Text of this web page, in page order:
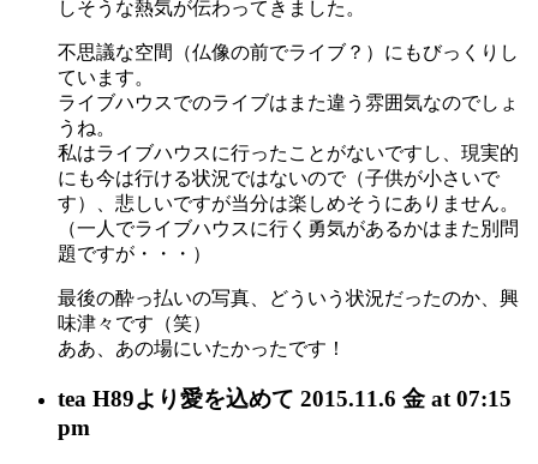
しそうな熱気が伝わってきました。
不思議な空間（仏像の前でライブ？）にもびっくりし
ています。
ライブハウスでのライブはまた違う雰囲気なのでしょ
うね。
私はライブハウスに行ったことがないですし、現実的
にも今は行ける状況ではないので（子供が小さいで
す）、悲しいですが当分は楽しめそうにありません。
（一人でライブハウスに行く勇気があるかはまた別問
題ですが・・・）
最後の酔っ払いの写真、どういう状況だったのか、興
味津々です（笑）
ああ、あの場にいたかったです！
tea H89より愛を込めて 2015.11.6 金 at 07:15
pm